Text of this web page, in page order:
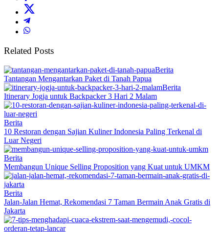
Related Posts
Berita
Tantangan Mengantarkan Paket di Tanah Papua
Berita
Itinerary Jogja untuk Backpacker 3 Hari 2 Malam
Berita
10 Restoran dengan Sajian Kuliner Indonesia Paling Terkenal di
Luar Negeri
Berita
Membangun Unique Selling Proposition yang Kuat untuk UMKM
Berita
Jalan-Jalan Hemat, Rekomendasi 7 Taman Bermain Anak Gratis di
Jakarta